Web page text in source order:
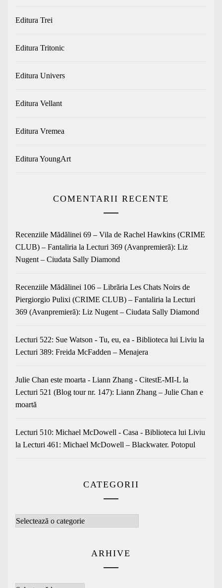
Editura Trei
Editura Tritonic
Editura Univers
Editura Vellant
Editura Vremea
Editura YoungArt
COMENTARII RECENTE
Recenziile Mădălinei 69 – Vila de Rachel Hawkins (CRIME
CLUB) – Fantaliria la Lecturi 369 (Avanpremieră): Liz
Nugent – Ciudata Sally Diamond
Recenziile Mădălinei 106 – Librăria Les Chats Noirs de
Piergiorgio Pulixi (CRIME CLUB) – Fantaliria la Lecturi
369 (Avanpremieră): Liz Nugent – Ciudata Sally Diamond
Lecturi 522: Sue Watson - Tu, eu, ea - Biblioteca lui Liviu la
Lecturi 389: Freida McFadden – Menajera
Julie Chan este moarta - Liann Zhang - CitestE-MI-L la
Lecturi 521 (Blog tour nr. 147): Liann Zhang – Julie Chan e
moartă
Lecturi 510: Michael McDowell - Casa - Biblioteca lui Liviu
la Lecturi 461: Michael McDowell – Blackwater. Potopul
CATEGORII
Categorii
ARHIVE